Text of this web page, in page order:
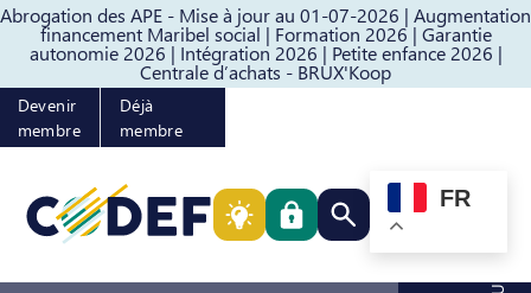
Abrogation des APE - Mise à jour au 01-07-2026 | Augmentation
financement Maribel social | Formation 2026 | Garantie
autonomie 2026 | Intégration 2026 | Petite enfance 2026 |
Centrale d’achats - BRUX'Koop
Passer au contenuPasser au pied de page
Devenir
membre
Déjà
membre
Rechercher quelque
FR